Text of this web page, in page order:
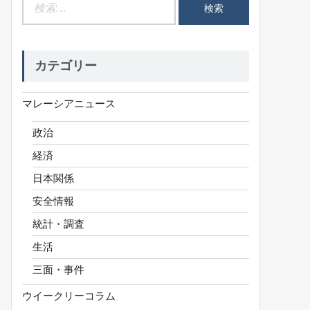
カテゴリー
マレーシアニュース
政治
経済
日本関係
安全情報
統計・調査
生活
三面・事件
ウイークリーコラム